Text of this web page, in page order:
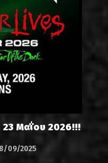
23 Μαΐου 2026!!!
09/2025